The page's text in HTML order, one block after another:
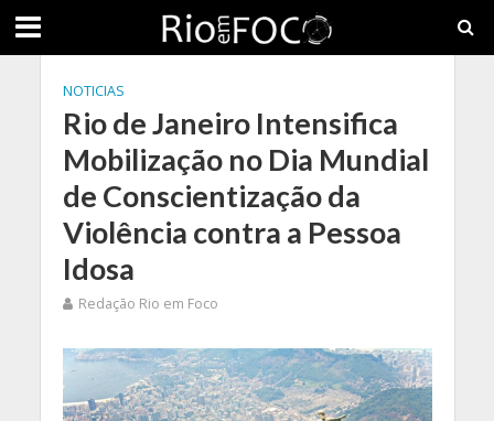
NOTICIAS
Rio de Janeiro Intensifica
Mobilização no Dia Mundial
de Conscientização da
Violência contra a Pessoa
Idosa
Redação Rio em Foco